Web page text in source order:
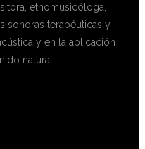
etnomusicóloga,
sonoras terapéuticas y
y en la aplicación
natural.